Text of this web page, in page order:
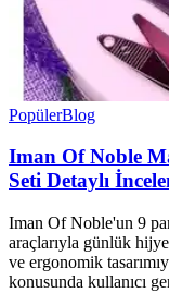
PopülerBlog
Iman Of Noble
Seti Detaylı
Iman Of Noble'un 9
araçlarıyla günlük
ve ergonomik
konusunda kullanıcı